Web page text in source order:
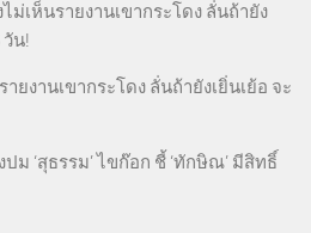
ไม่เห็นรายงานเขากระโดง ลั่นถ้ายัง
วัน!
ายงานเขากระโดง ลั่นถ้ายังเยิ่นเย้อ จะ
ปม ‘สุธรรม’ ไขก๊อก ชี้ ‘ทักษิณ’ มีสิทธิ์